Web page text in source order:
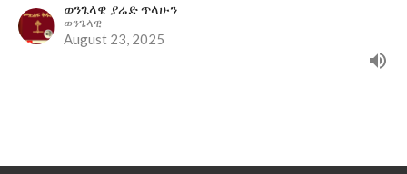
ወንጌላዌ ያሬድ ጥላሁን
ወንጌላዊ
August 23, 2025